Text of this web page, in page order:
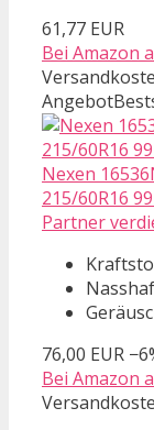
61,77 EUR
Bei Amazon
Angebot
Nexen
215/60R16
Partner
76,00 EUR
Bei Amazon